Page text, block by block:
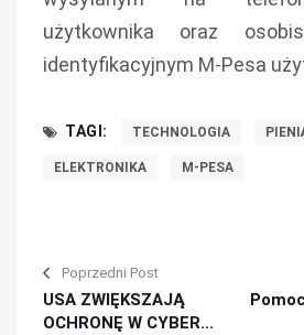
użytkownika oraz
identyfikacyjnym M-Pesa
TAGI: TECHNOLOGIA
ELEKTRONIKA M-PESA
Poprzedni Post
USA ZWIĘKSZAJĄ
OCHRONĘ W CYBER...